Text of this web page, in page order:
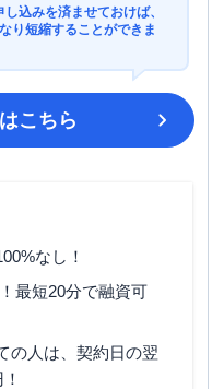
込みを済ませておけば、
り短縮することができま
こちら
なし！
最短20分で融資可
の人は、契約日の翌